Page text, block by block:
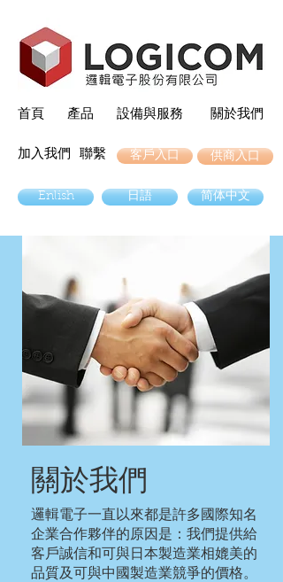
首頁 產品
加入我們 聯繫
設備與服務
客戶入口
關於我們
供商入口
Enlish 日語 简体中文
關於我們
邏輯電子一直以來都是許多國際知名
企業合作夥伴的原因是：我們提供給
客戶誠信和可與日本製造業相媲美的
品質及可與中國製造業競爭的價格。